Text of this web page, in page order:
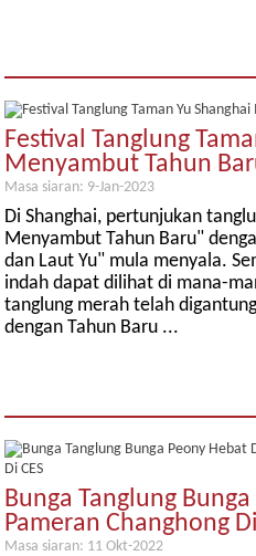
Festival Tanglung
Menyambut Tahun
Masa siaran: 9-Jan-2023
Di Shanghai, pertunjukan
Menyambut Tahun Baru"
dan Laut Yu" mula menyala.
indah dapat dilihat di mana-
tanglung merah telah
dengan Tahun Baru ...
Bunga Tanglung
Pameran Changhong Di
Masa siaran: 11 Okt-2022